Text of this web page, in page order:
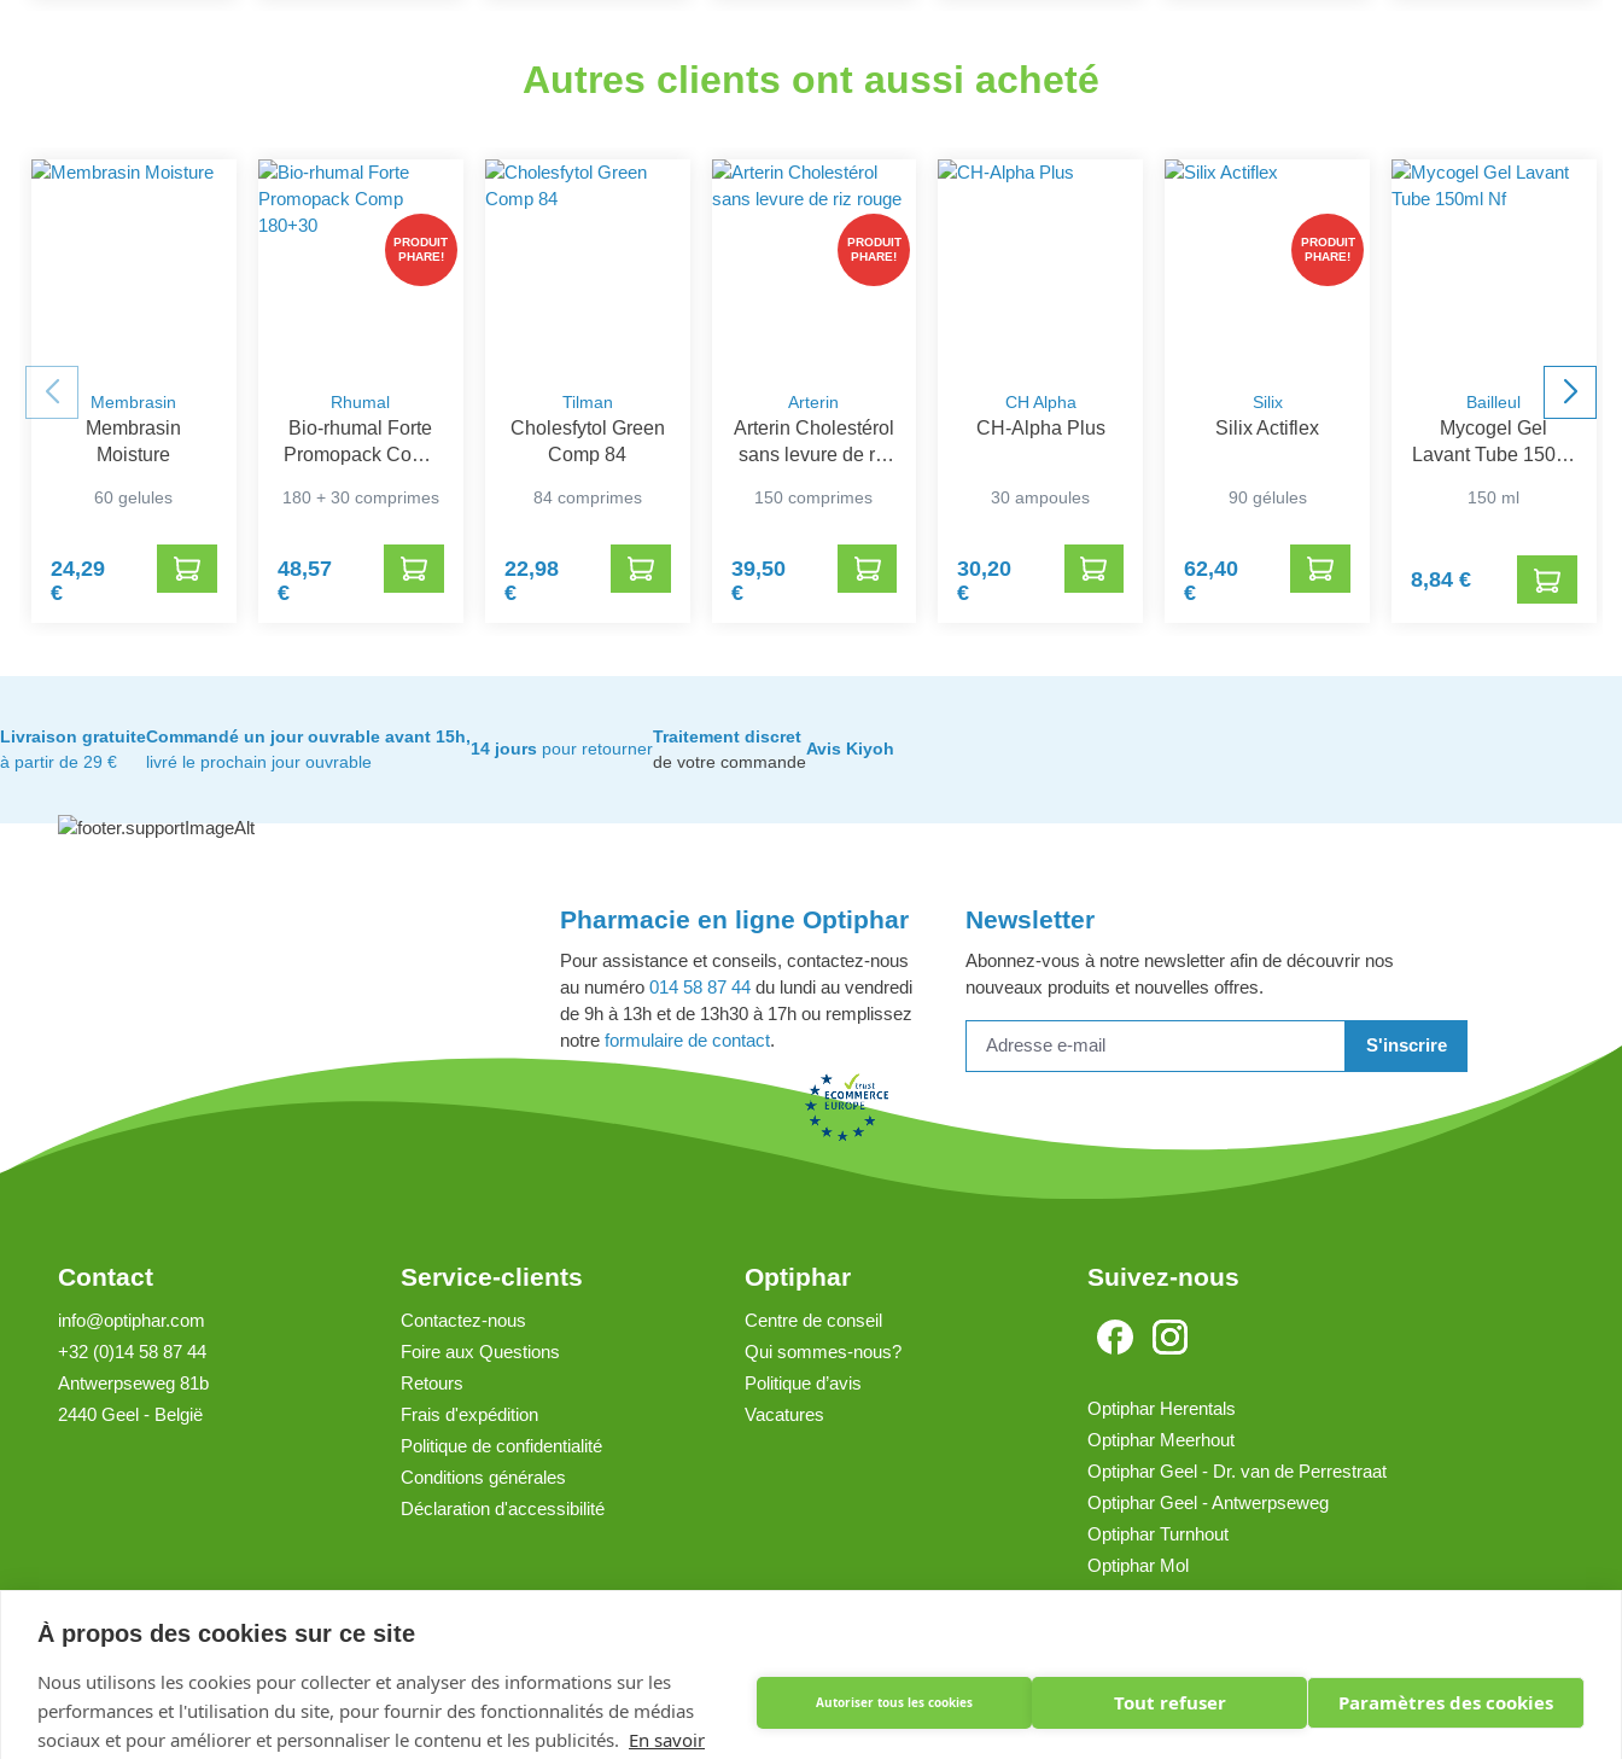
À propos des cookies sur ce site
Nous utilisons les cookies pour collecter et analyser des informations sur les
performances et l'utilisation du site, pour fournir des fonctionnalités de médias
sociaux et pour améliorer et personnaliser le contenu et les publicités. En savoir
Autoriser tous les cookies Tout refuser Paramètres des cookies
Autres clients ont aussi acheté
Membrasin
Membrasin
Moisture
60 gelules
24,29
€
PRODUIT
PHARE!
Rhumal
Bio-rhumal Forte
Promopack Comp
180 + 30 comprimes
48,57
€
Tilman
Cholesfytol Green
Comp 84
84 comprimes
22,98
€
PRODUIT
PHARE!
Arterin
Arterin Cholestérol
sans levure de riz
150 comprimes
39,50
€
CH Alpha
CH-Alpha Plus
30 ampoules
30,20
€
PRODUIT
PHARE!
Silix
Silix Actiflex
90 gélules
62,40
€
Bailleul
Mycogel Gel
Lavant Tube 150ml
150 ml
8,84 €
Livraison gratuite
à partir de 29 €
Commandé un jour ouvrable avant 15h,
livré le prochain jour ouvrable
14 jours pour retourner
Traitement discret
de votre commande
Avis Kiyoh
Pharmacie en ligne Optiphar
Pour assistance et conseils, contactez-nous
au numéro 014 58 87 44 du lundi au vendredi
de 9h à 13h et de 13h30 à 17h ou remplissez
notre formulaire de contact.
Newsletter
Abonnez-vous à notre newsletter afin de découvrir nos
nouveaux produits et nouvelles offres.
S'inscrire
Contact
info@optiphar.com
+32 (0)14 58 87 44
Antwerpseweg 81b
2440 Geel - België
Service-clients
Contactez-nous
Foire aux Questions
Retours
Frais d'expédition
Politique de confidentialité
Conditions générales
Déclaration d'accessibilité
Optiphar
Centre de conseil
Qui sommes-nous?
Politique d’avis
Vacatures
Suivez-nous
Optiphar Herentals
Optiphar Meerhout
Optiphar Geel - Dr. van de Perrestraat
Optiphar Geel - Antwerpseweg
Optiphar Turnhout
Optiphar Mol